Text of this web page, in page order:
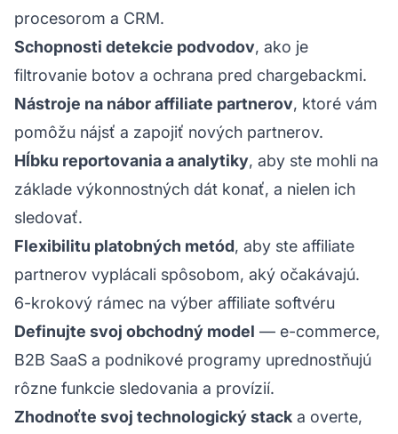
procesorom a CRM.
Schopnosti detekcie podvodov, ako je
filtrovanie botov a ochrana pred chargebackmi.
Nástroje na nábor affiliate partnerov, ktoré vám
pomôžu nájsť a zapojiť nových partnerov.
Hĺbku reportovania a analytiky, aby ste mohli na
základe výkonnostných dát konať, a nielen ich
sledovať.
Flexibilitu platobných metód, aby ste affiliate
partnerov vyplácali spôsobom, aký očakávajú.
6-krokový rámec na výber affiliate softvéru
Definujte svoj obchodný model — e-commerce,
B2B SaaS a podnikové programy uprednostňujú
rôzne funkcie sledovania a provízií.
Zhodnoťte svoj technologický stack a overte,